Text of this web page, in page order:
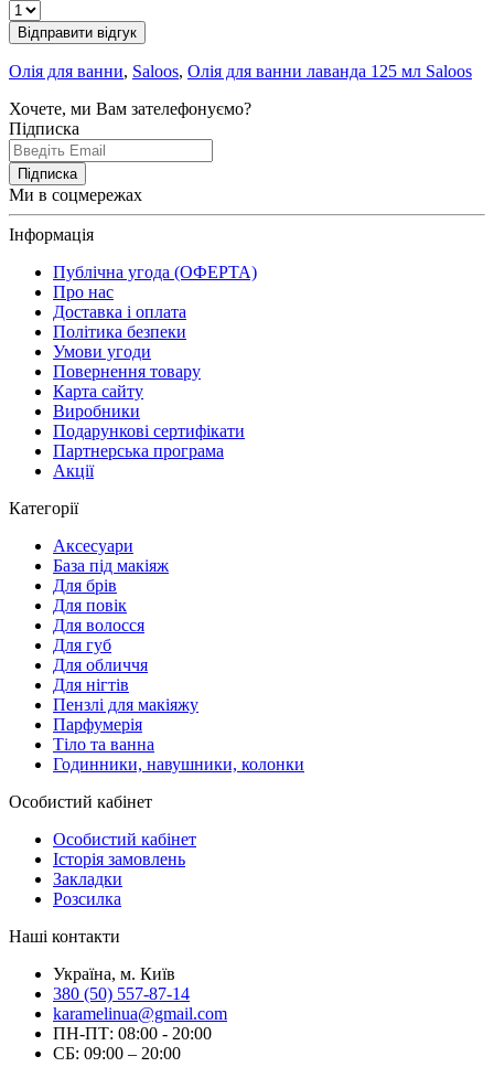
Відправити відгук
Олія для ванни, Saloos, Олія для ванни лаванда 125 мл Saloos
Хочете, ми Вам зателефонуємо?
Підписка
Підписка
Ми в соцмережах
Інформація
Публічна угода (ОФЕРТА)
Про нас
Доставка і оплата
Політика безпеки
Умови угоди
Повернення товару
Карта сайту
Виробники
Подарункові сертифікати
Партнерська програма
Акції
Категорії
Аксесуари
База під макіяж
Для брів
Для повік
Для волосся
Для губ
Для обличчя
Для нігтів
Пензлі для макіяжу
Парфумерія
Тіло та ванна
Годинники, навушники, колонки
Особистий кабінет
Особистий кабінет
Історія замовлень
Закладки
Розсилка
Наші контакти
Україна, м. Київ
380 (50) 557-87-14
karamelinua@gmail.com
ПН-ПТ: 08:00 - 20:00
СБ: 09:00 – 20:00